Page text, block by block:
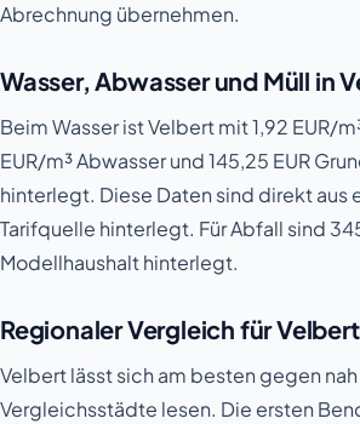
Abrechnung übernehmen.
Wasser, Abwasser und Müll in
Beim Wasser ist Velbert mit 1,92 EUR/
EUR/m³ Abwasser und 145,25 EUR
hinterlegt. Diese Daten sind direkt aus
Tarifquelle hinterlegt. Für Abfall sind
Modellhaushalt hinterlegt.
Regionaler Vergleich für Velbert
Velbert lässt sich am besten gegen
Vergleichsstädte lesen. Die ersten